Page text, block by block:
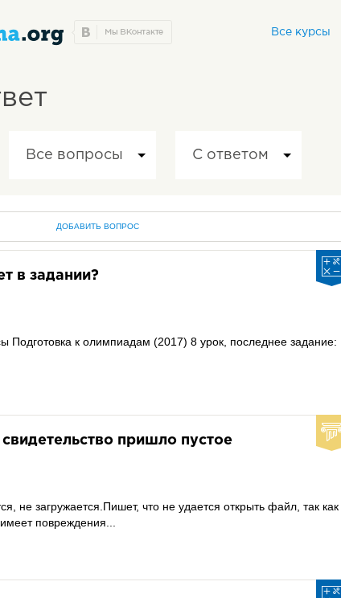
Все курсы
Все вопросы С ответом
ДОБАВИТЬ ВОПРОС
в задании?
Подготовка к олимпиадам (2017) 8 урок, последнее задание:
пришло пустое
не загружается.Пишет, что не удается открыть файл, так как
повреждения...